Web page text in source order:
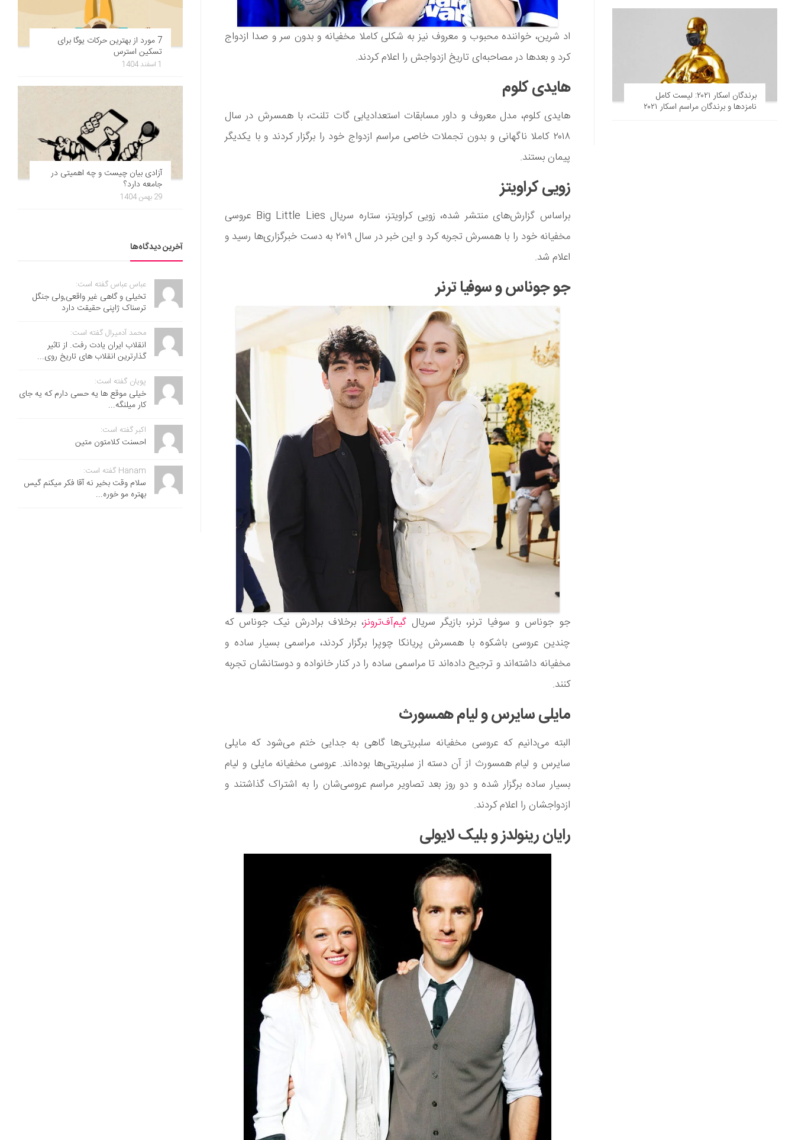
اد شرین، خواننده محبوب و معروف نیز به شکلی کاملا مخفیانه و بدون سر و صدا ازدواج
کرد و بعدها در مصاحبه‌ای تاریخ ازدواجش را اعلام کردند.
هایدی کلوم
هایدی کلوم، مدل معروف و داور مسابقات استعدادیابی گات تلنت، با همسرش در سال
۲۰۱۸ کاملا ناگهانی و بدون تجملات خاصی مراسم ازدواج خود را برگزار کردند و با یکدیگر
پیمان بستند.
زویی کراویتز
براساس گزارش‌های منتشر شده، زویی کراویتز، ستاره سریال Big Little Lies عروسی
مخفیانه خود را با همسرش تجربه کرد و این خبر در سال ۲۰۱۹ به دست خبرگزاری‌ها رسید و
اعلام شد.
جو جوناس و سوفیا ترنر
جو جوناس و سوفیا ترنر، بازیگر سریال گیم‌آف‌ترونز، برخلاف برادرش نیک جوناس که
چندین عروسی باشکوه با همسرش پریانکا چوپرا برگزار کردند، مراسمی بسیار ساده و
مخفیانه داشته‌اند و ترجیح داده‌اند تا مراسمی ساده را در کنار خانواده و دوستانشان تجربه
کنند.
مایلی سایرس و لیام همسورث
البته می‌دانیم که عروسی مخفیانه سلبریتی‌ها گاهی به جدایی ختم می‌شود که مایلی
سایرس و لیام همسورث از آن دسته از سلبریتی‌ها بوده‌اند. عروسی مخفیانه مایلی و لیام
بسیار ساده برگزار شده و دو روز بعد تصاویر مراسم عروسی‌شان را به اشتراک گذاشتند و
ازدواجشان را اعلام کردند.
رایان رینولدز و بلیک لایولی
برندگان اسکار ۲۰۲۱: لیست کامل
نامزدها و برندگان مراسم اسکار ۲۰۲۱
7 مورد از بهترین حرکات یوگا برای
تسکین استرس
1 اسفند 1404
آزادی بیان چیست و چه اهمیتی در
جامعه دارد؟
29 بهمن 1404
آخرین دیدگاه‌ها
عباس عباس گفته است:
تخیلی و گاهی غیر واقعی,ولی جنگل
ترسناک ژاپنی حقیقت دارد
محمد آدمیرال گفته است:
انقلاب ایران یادت رفت. از تاثیر
گذارترین انقلاب های تاریخ روی...
پویان گفته است:
خیلی موقع ها یه حسی دارم که یه جای
کار میلنگه...
اکبر گفته است:
احسنت ‌کلامتون متین
Hanam گفته است:
سلام وقت بخیر نه آقا فکر میکنم گیس
بهتره مو خوره...